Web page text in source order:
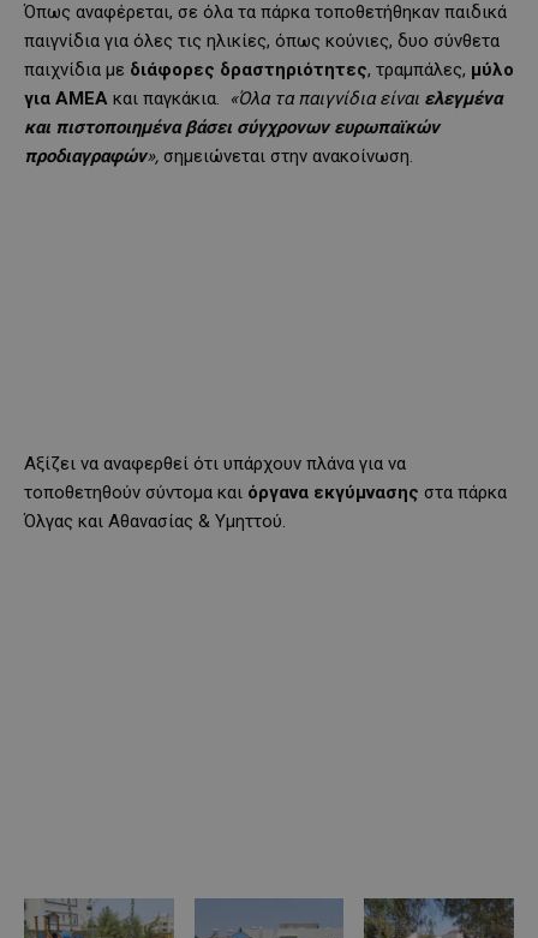
Όπως αναφέρεται, σε όλα τα πάρκα τοποθετήθηκαν παιδικά
παιγνίδια για όλες τις ηλικίες, όπως κούνιες, δυο σύνθετα
παιχνίδια με διάφορες δραστηριότητες, τραμπάλες, μύλο
για ΑΜΕΑ και παγκάκια. «Όλα τα παιγνίδια είναι ελεγμένα
και πιστοποιημένα βάσει σύγχρονων ευρωπαϊκών
προδιαγραφών», σημειώνεται στην ανακοίνωση.
Αξίζει να αναφερθεί ότι υπάρχουν πλάνα για να
τοποθετηθούν σύντομα και όργανα εκγύμνασης στα πάρκα
Όλγας και Αθανασίας & Υμηττού.